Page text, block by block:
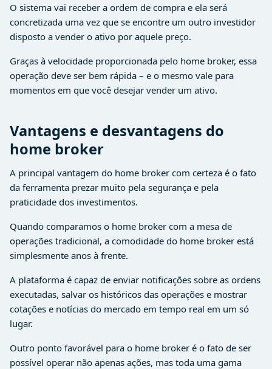
O sistema vai receber a ordem de compra e ela será
concretizada uma vez que se encontre um outro investidor
disposto a vender o ativo por aquele preço.
Graças à velocidade proporcionada pelo home broker, essa
operação deve ser bem rápida – e o mesmo vale para
momentos em que você desejar vender um ativo.
Vantagens e desvantagens do
home broker
A principal vantagem do home broker com certeza é o fato
da ferramenta prezar muito pela segurança e pela
praticidade dos investimentos.
Quando comparamos o home broker com a mesa de
operações tradicional, a comodidade do home broker está
simplesmente anos à frente.
A plataforma é capaz de enviar notificações sobre as ordens
executadas, salvar os históricos das operações e mostrar
cotações e notícias do mercado em tempo real em um só
lugar.
Outro ponto favorável para o home broker é o fato de ser
possível operar não apenas ações, mas toda uma gama